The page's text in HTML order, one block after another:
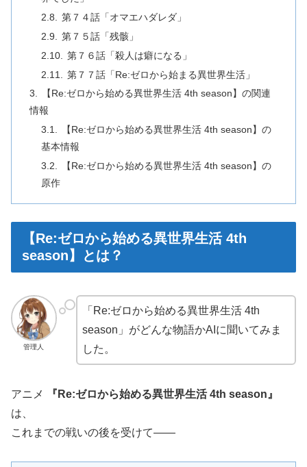
第７４話「オマエハダレダ」
第７５話「残骸」
第７６話「殺人は癖になる」
第７７話「Re:ゼロから始まる異世界生活」
【Re:ゼロから始める異世界生活 4th season】の関連
情報
【Re:ゼロから始める異世界生活 4th season】の
基本情報
【Re:ゼロから始める異世界生活 4th season】の
原作
【Re:ゼロから始める異世界生活 4th
season】とは？
管理人
「Re:ゼロから始める異世界生活 4th
season」がどんな物語かAIに聞いてみま
した。
アニメ 『 Re:ゼロから始める異世界生活4th season』
は、
これまでの戦いの後を受けて――